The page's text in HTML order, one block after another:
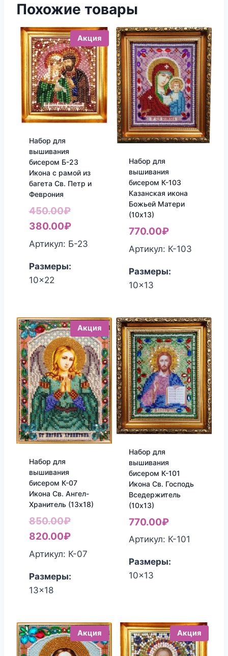
Похожие товары
Акция
Набор для
вышивания
бисером Б-23
Икона с рамой из
багета Св. Петр и
Феврония
450.00₽Первоначальная
цена
составляла
380.00₽Текущая
цена:
Артикул: Б-23
Размеры:
10x22
Набор для
вышивания
бисером К-103
Казанская икона
Божьей Матери
(10х13)
770.00₽
Артикул: К-103
Размеры:
10x13
Акция
Набор для
вышивания
бисером К-07
Икона Св. Ангел-
Хранитель (13х18)
850.00₽Первоначальная
цена
составляла
820.00₽Текущая
цена:
Артикул: К-07
Размеры:
13x18
Набор для
вышивания
бисером К-101
Икона Св. Господь
Вседержитель
(10х13)
770.00₽
Артикул: К-101
Размеры:
10x13
Акция Акция